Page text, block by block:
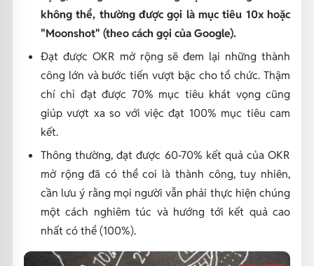
không thể, thường được gọi là mục tiêu 10x hoặc
"Moonshot" (theo cách gọi của Google).
Đạt được OKR mở rộng sẽ đem lại những thành
công lớn và bước tiến vượt bậc cho tổ chức. Thậm
chí chỉ đạt được 70% mục tiêu khát vọng cũng
giúp vượt xa so với việc đạt 100% mục tiêu cam
kết.
Thông thường, đạt được 60-70% kết quả của OKR
mở rộng đã có thể coi là thành công, tuy nhiên,
cần lưu ý rằng mọi người vẫn phải thực hiện chúng
một cách nghiêm túc và hướng tới kết quả cao
nhất có thể (100%).